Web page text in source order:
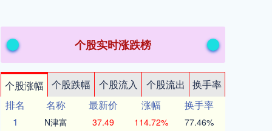
个股实时涨跌榜
个股涨幅 个股跌幅 个股流入 个股流出
换手率
排名
名称 最新价 涨幅
换手率
1
N津富 37.49 114.72% 77.46%